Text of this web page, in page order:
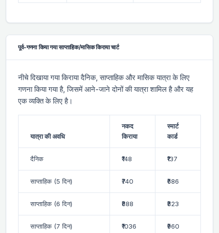
पूर्व-गणना किया गया साप्ताहिक/मासिक किराया चार्ट
नीचे दिखाया गया किराया दैनिक, साप्ताहिक और मासिक यात्रा के लिए
गणना किया गया है, जिसमें आने-जाने दोनों की यात्रा शामिल है और यह
एक व्यक्ति के लिए है।
यात्रा की अवधि
नकद
किराया
स्मार्ट
कार्ड
दैनिक ₹148 ₹137
साप्ताहिक (5 दिन) ₹740 ₹686
साप्ताहिक (6 दिन) ₹888 ₹823
साप्ताहिक (7 दिन) ₹1036 ₹960